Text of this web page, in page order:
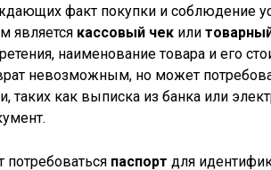
факт покупки и соблюдение
является кассовый чек или
наименование товара и его
невозможным, но может
таких как выписка из банка или
паспорт для